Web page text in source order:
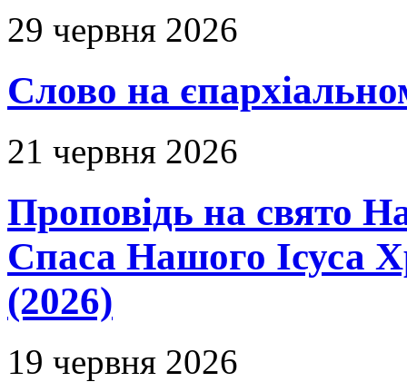
29 червня 2026
Слово на
21 червня 2026
Проповідь на свято
Спаса Нашого Ісуса
(2026)
19 червня 2026